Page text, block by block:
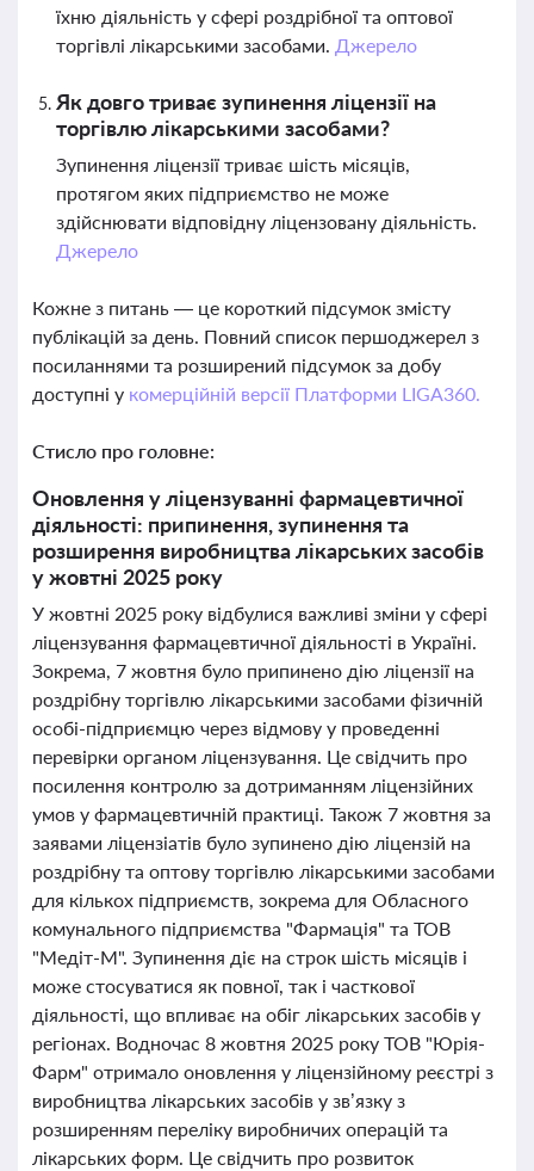
їхню діяльність у сфері роздрібної та оптової
торгівлі лікарськими засобами. Джерело
Як довго триває зупинення ліцензії на
торгівлю лікарськими засобами?
Зупинення ліцензії триває шість місяців,
протягом яких підприємство не може
здійснювати відповідну ліцензовану діяльність.
Джерело
Кожне з питань — це короткий підсумок змісту
публікацій за день. Повний список першоджерел з
посиланнями та розширений підсумок за добу
доступні у комерційній версії Платформи LIGA360.
Стисло про головне:
Оновлення у ліцензуванні фармацевтичної
діяльності: припинення, зупинення та
розширення виробництва лікарських засобів
у жовтні 2025 року
У жовтні 2025 року відбулися важливі зміни у сфері
ліцензування фармацевтичної діяльності в Україні.
Зокрема, 7 жовтня було припинено дію ліцензії на
роздрібну торгівлю лікарськими засобами фізичній
особі-підприємцю через відмову у проведенні
перевірки органом ліцензування. Це свідчить про
посилення контролю за дотриманням ліцензійних
умов у фармацевтичній практиці. Також 7 жовтня за
заявами ліцензіатів було зупинено дію ліцензій на
роздрібну та оптову торгівлю лікарськими засобами
для кількох підприємств, зокрема для Обласного
комунального підприємства "Фармація" та ТОВ
"Медіт-М". Зупинення діє на строк шість місяців і
може стосуватися як повної, так і часткової
діяльності, що впливає на обіг лікарських засобів у
регіонах. Водночас 8 жовтня 2025 року ТОВ "Юрія-
Фарм" отримало оновлення у ліцензійному реєстрі з
виробництва лікарських засобів у зв’язку з
розширенням переліку виробничих операцій та
лікарських форм. Це свідчить про розвиток